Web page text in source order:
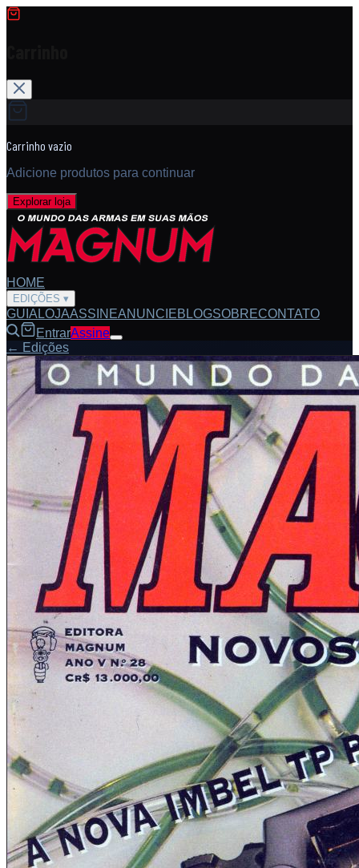
Carrinho vazio
Adicione produtos para continuar
Explorar loja
HOME
EDIÇÕES ▾
GUIA LOJAASSINEANUNCIEBLOGSOBRECONTATO
EntrarAssine
← Edições